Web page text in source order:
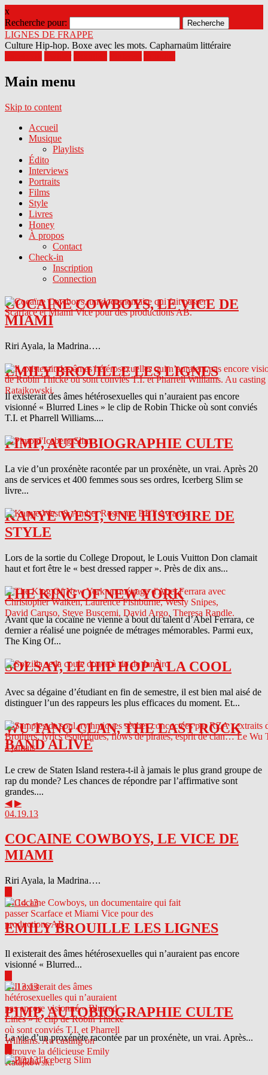
x
Recherche pour:
LIGNES DE FRAPPE
Culture Hip-hop. Boxe avec les mots. Capharnaüm littéraire
Main menu
Skip to content
Accueil
Musique
Playlists
Édito
Interviews
Portraits
Films
Style
Livres
Honey
À propos
Contact
Check-in
Inscription
Connection
COCAINE COWBOYS, LE VICE DE
MIAMI
Riri Ayala, la Madrina….
EMILY BROUILLE LES LIGNES
Il existerait des âmes hétérosexuelles qui n’auraient pas encore
visionné « Blurred Lines » le clip de Robin Thicke où sont conviés
T.I. et Pharrell Williams....
PIMP, AUTOBIOGRAPHIE CULTE
La vie d’un proxénète racontée par un proxénète, un vrai. Après 20
ans de services et 400 femmes sous ses ordres, Icerberg Slim se
livre...
KANYE WEST, UNE HISTOIRE DE
STYLE
Lors de la sortie du College Dropout, le Louis Vuitton Don clamait
haut et fort être le « best dressed rapper ». Près de dix ans...
THE KING OF NEW YORK
Avant que la cocaïne ne vienne à bout du talent d’Abel Ferrara, ce
dernier a réalisé une poignée de métrages mémorables. Parmi eux,
The King Of...
SOLSAY, LE HIP HOP À LA COOL
Avec sa dégaine d’étudiant en fin de semestre, il est bien mal aisé de
distinguer l’un des rappeurs les plus efficaces du moment. Et...
WU TANG CLAN, THE LAST ROCK
BAND ALIVE
Le crew de Staten Island restera-t-il à jamais le plus grand groupe de
rap du monde? Les chances de répondre par l’affirmative sont
grandes....
◀ ▶
04.19.13
COCAINE COWBOYS, LE VICE DE
MIAMI
Riri Ayala, la Madrina….
04.14.13
EMILY BROUILLE LES LIGNES
Il existerait des âmes hétérosexuelles qui n’auraient pas encore
visionné « Blurred...
04.13.13
PIMP, AUTOBIOGRAPHIE CULTE
La vie d’un proxénète racontée par un proxénète, un vrai. Après...
04.12.13